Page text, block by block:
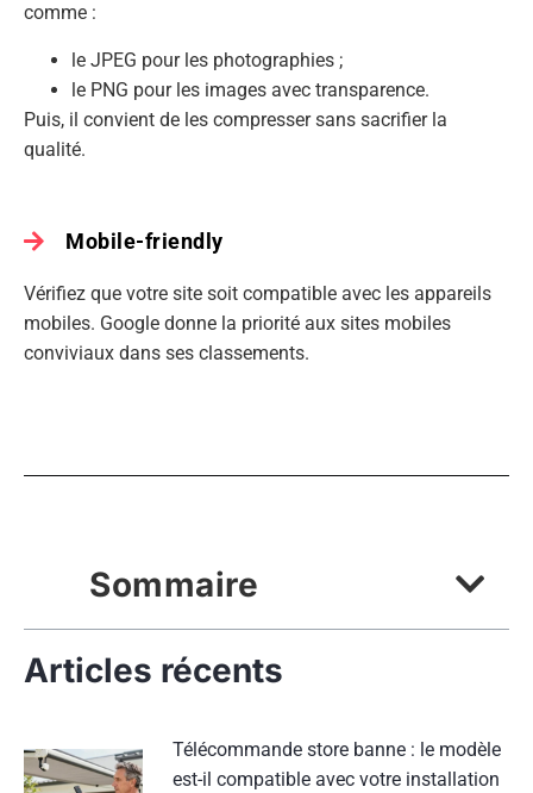
comme :
le JPEG pour les photographies ;
le PNG pour les images avec transparence.
Puis, il convient de les compresser sans sacrifier la
qualité.
Mobile-friendly
Vérifiez que votre site soit compatible avec les appareils
mobiles. Google donne la priorité aux sites mobiles
conviviaux dans ses classements.
Sommaire
Articles récents
Télécommande store banne : le modèle
est-il compatible avec votre installation